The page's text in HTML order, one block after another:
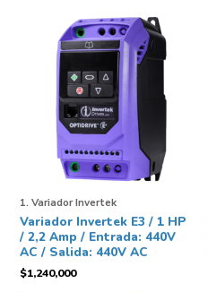
1. Variador Invertek
Variador Invertek E3 / 1 HP
/ 2,2 Amp / Entrada: 440V
AC / Salida: 440V AC
$1,240,000